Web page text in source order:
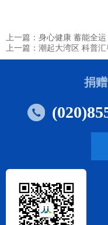
上一篇：身心健康 蓄能全运
上一篇：潮起大湾区 科普汇
捐